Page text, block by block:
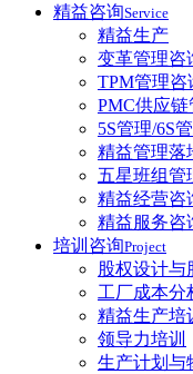
精益咨询Service
精益生产
变革管理咨
TPM管理咨
PMC供应
5S管理/6S
精益管理落
五星班组管
精益经营咨
精益服务咨
培训咨询Project
股权设计与
工厂成本分
精益生产培
领导力培训
生产计划与